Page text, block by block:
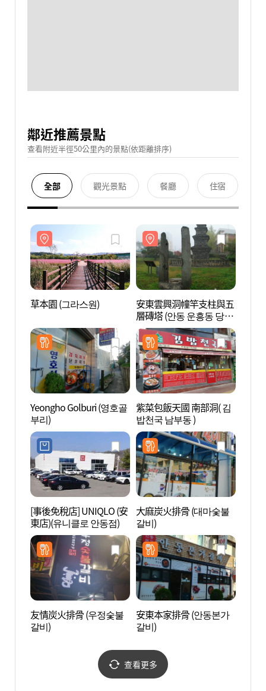
鄰近推薦景點
查看附近半徑50公里內的景點(依距離排序)
全部 觀光景點 餐廳 住宿
草本園 (그라스원)
安東雲興洞幢竿支柱與五
層磚塔 (안동 운흥동 당간
지주와 오층전탑)
Yeongho Golburi (영호골
부리)
紫菜包飯天國 南部洞( 김
밥천국 남부동 )
[事後免稅店] UNIQLO (安
東店)(유니클로 안동점)
大麻炭火排骨 (대마숯불
갈비)
友情炭火排骨 (우정숯불
갈비)
安東本家排骨 (안동본가
갈비)
查看更多